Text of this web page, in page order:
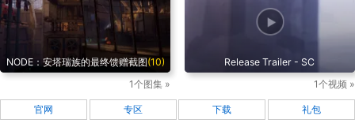
NODE：安塔瑞族的最终馈赠截图(10)
1个图集 »
Release Trailer - SC
1个视频 »
官网 专区 下载 礼包